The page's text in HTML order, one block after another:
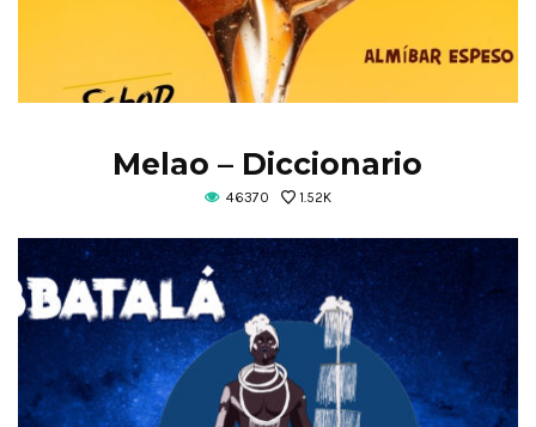
Melao – Diccionario
46370 1.52K